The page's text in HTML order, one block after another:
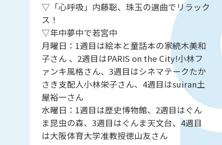
▽「心呼吸」内藤聡、珠玉の選曲でリラック
ス！
▽年中夢中で若宮中
月曜日：1週目は絵本と童話本の家続木美和
子さん 、2週目はPARIS on the City!小林フ
ァンキ風格さん、3週目はシネマテークたか
さき支配人小林栄子さん、4週目はsuiran土
屋裕一さん
水曜日：1週目は歴史博物館、2週目はぐん
ま昆虫の森、3週目はぐんま天文台、4週目
は大阪体育大学准教授徳山友さん